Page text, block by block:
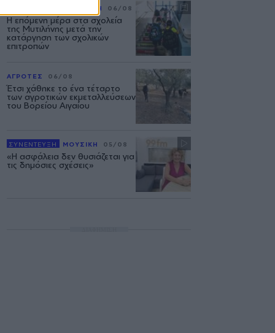
ΕΚΠΑΙΔΕΥΣΗ 06/08
Η επόμενη μέρα στα σχολεία
της Μυτιλήνης μετά την
κατάργηση των σχολικών
επιτροπών
ΑΓΡΟΤΕΣ 06/08
Έτσι χάθηκε το ένα τέταρτο
των αγροτικών εκμεταλλεύσεων
του Βορείου Αιγαίου
ΣΥΝΕΝΤΕΥΞΗ ΜΟΥΣΙΚΗ 05/08
«Η ασφάλεια δεν θυσιάζεται για
τις δημόσιες σχέσεις»